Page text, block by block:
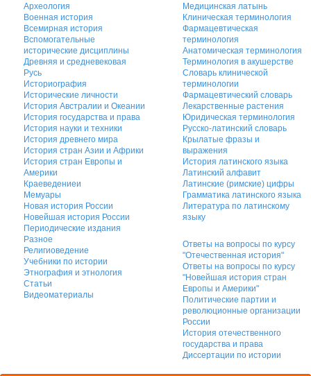
Археология
Военная история
Всемирная история
Вспомогательные
исторические дисциплины
Древняя и средневековая
Русь
Историография
Исторические личности
История Австралии и Океании
История государства и права
История науки и техники
История древнего мира
История стран Азии и Африки
История стран Европы и
Америки
Краеведениеи
Мемуары
Новая история России
Новейшая история России
Периодические издания
Разное
Религиоведение
Учебники по истории
Этнография и этнология
Статьи
Видеоматериалы
Медицинская латынь
Клиническая терминология
Фармацевтическая
терминология
Анатомическая терминология
Терминология в акушерстве
Словарь клинической
терминологии
Фармацевтический словарь
Лекарственные растения
Юридическая терминология
Русско-латинский словарь
Крылатые фразы и
выражения
История латинского языка
Латинский алфавит
Латинские (римские) цифры
Грамматика латинского языка
Литература по латинскому
языку
Ответы на вопросы по курсу
"Отечественная история"
Ответы на вопросы по курсу
"Новейшая история стран
Европы и Америки"
Политические партии и
революционные организации
России
История отечественного
государства и права
Диссертации по истории